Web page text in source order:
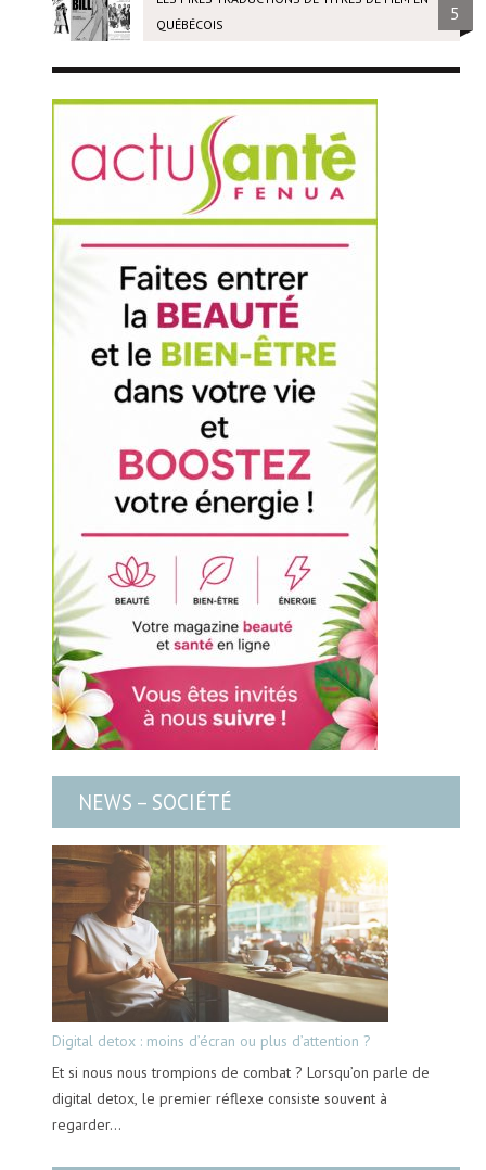
QUÉBÉCOIS
5
NEWS – SOCIÉTÉ
Digital detox : moins d’écran ou plus d’attention ?
Et si nous nous trompions de combat ? Lorsqu’on parle de
digital detox, le premier réflexe consiste souvent à
regarder…